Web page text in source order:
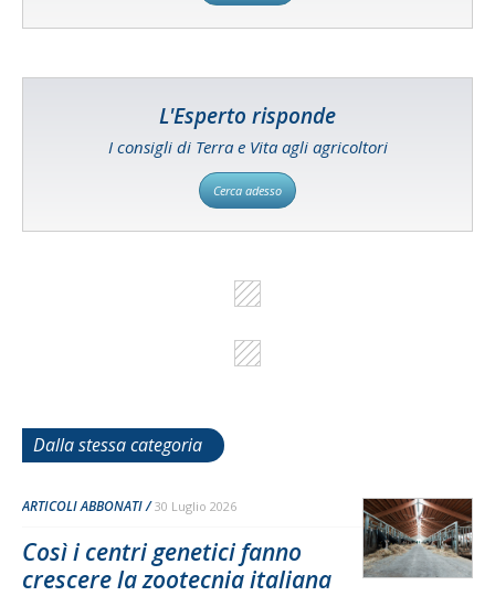
L'Esperto risponde
I consigli di Terra e Vita agli agricoltori
Cerca adesso
Dalla stessa categoria
ARTICOLI ABBONATI 30 Luglio 2026
Così i centri genetici fanno
crescere la zootecnia italiana